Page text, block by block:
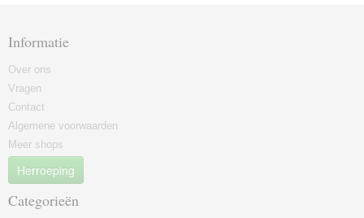
Informatie
Over ons
Vragen
Contact
Algemene voorwaarden
Meer shops
Herroeping
Categorieën